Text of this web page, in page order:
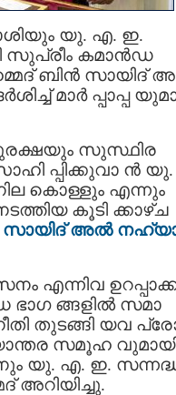
യു. എ. ഇ.
സുപ്രീം കമാന്‍ഡ
ബിന്‍ സായിദ്
മാർ പ്പാപ്പ
സുസ്ഥിര
പ്പിക്കുവാ ന്‍
കൊള്ളും എന്നും
കൂടി ക്കാഴ്ച
അൽ
എന്നിവ
ഭാഗ ങ്ങളിൽ സമാ
തുടങ്ങി യവ
സമൂഹ
യു. എ. ഇ.